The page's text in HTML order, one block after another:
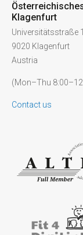
Klagenfurt
Universitätsstraße
9020 Klagenfurt
Austria
(Mon–Thu
Contact us